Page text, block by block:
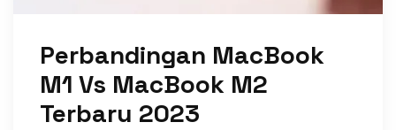
Perbandingan MacBook
M1 Vs MacBook M2
Terbaru 2023